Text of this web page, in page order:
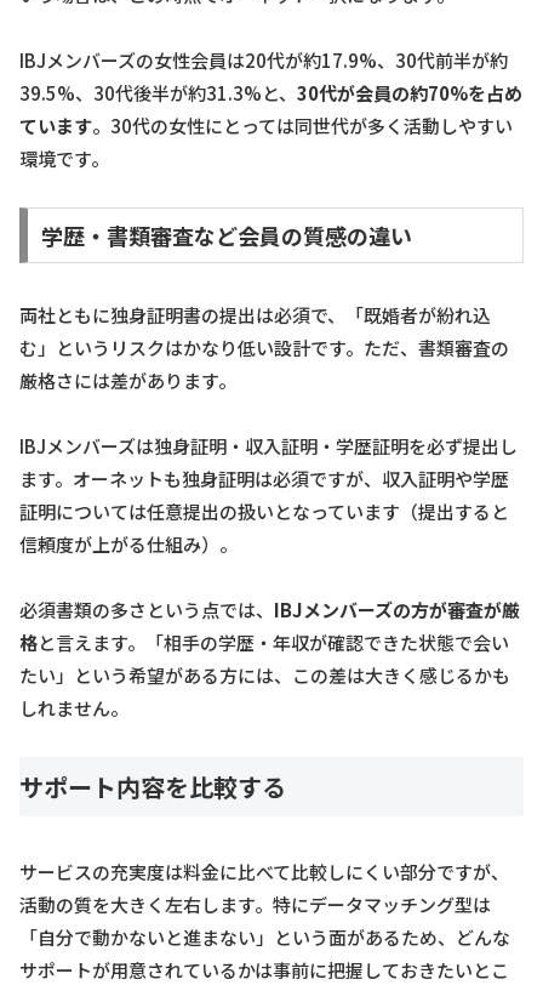
IBJメンバーズの女性会員は20代が約17.9%、30代前半が約
39.5%、30代後半が約31.3%と、 30代が会員の約70%を占め
ています。30代の女性にとっては同世代が多く活動しやすい
環境です。
学歴・書類審査など会員の質感の違い
両社ともに独身証明書の提出は必須で、「既婚者が紛れ込
む」というリスクはかなり低い設計です。ただ、書類審査の
厳格さには差があります。
IBJメンバーズは独身証明・収入証明・学歴証明を必ず提出し
ます。オーネットも独身証明は必須ですが、収入証明や学歴
証明については任意提出の扱いとなっています（提出すると
信頼度が上がる仕組み）。
必須書類の多さという点では、 IBJメンバーズの方が審査が厳
格と言えます。「相手の学歴・年収が確認できた状態で会い
たい」という希望がある方には、この差は大きく感じるかも
しれません。
サポート内容を比較する
サービスの充実度は料金に比べて比較しにくい部分ですが、
活動の質を大きく左右します。特にデータマッチング型は
「自分で動かないと進まない」という面があるため、どんな
サポートが用意されているかは事前に把握しておきたいとこ